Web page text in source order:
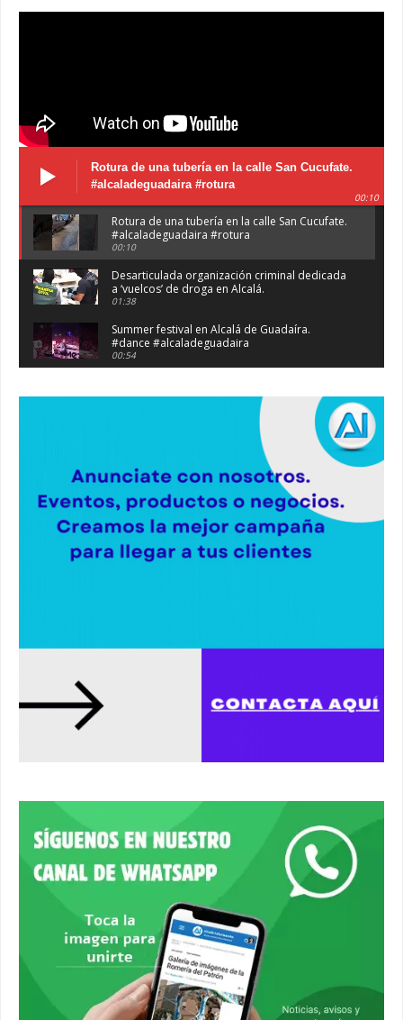
Rotura de una tubería en la calle San Cucufate.
#alcaladeguadaira #rotura
00:10
Rotura de una tubería en la calle San Cucufate.
#alcaladeguadaira #rotura
00:10
Desarticulada organización criminal dedicada
a ‘vuelcos’ de droga en Alcalá.
01:38
Summer festival en Alcalá de Guadaíra.
#dance #alcaladeguadaira
00:54
altura de Alcalá. #atraco #alcaladeguadaira
Robaban a narcotraficantes, hay registros en
Primeras 191 viviendas VPO en Alcalá de
Guadaíra. #alcaladeguadaira #vivienda #vpo
Nueva iluminación del Parque Oromana.
#alcaladeguadaira #luz #iluminacion
Paseo de caballos. #alcaladeguadaira #ferias
Un autobús ha golpeado a otro en el recinto